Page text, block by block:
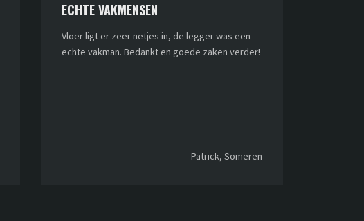
ECHTE VAKMENSEN
Vloer ligt er zeer netjes in, de legger was een
echte vakman. Bedankt en goede zaken verder!
Patrick, Someren